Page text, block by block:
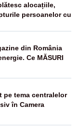
alocațiile,
persoanelor cu
din România
Ce MĂSURI
pe tema centralelor
în Camera